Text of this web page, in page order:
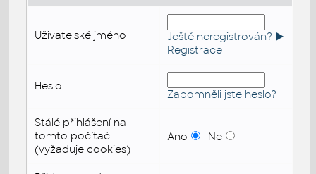
Uživatelské jméno
Ještě neregistrován? ►
Registrace
Heslo
Zapomněli jste heslo?
Stálé přihlášení na
tomto počítači
(vyžaduje cookies)
Ano Ne